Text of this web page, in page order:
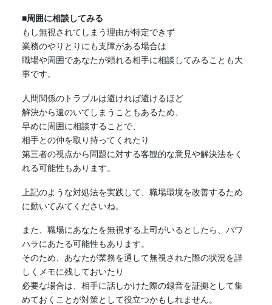
■周囲に相談してみる
もし無視されてしまう理由が特定できず
業務のやりとりにも支障がある場合は
職場や周囲であなたが頼れる相手に相談してみることも大
事です。
人間関係のトラブルは避ければ避けるほど
解決から遠のいてしまうこともあるため、
早めに周囲に相談することで、
相手との仲を取り持ってくれたり
第三者の視点から問題に対する客観的な意見や解決法をく
れる可能性もあります。
上記のような対処法を実践して、職場環境を改善するため
に動いてみてくださいね。
また、職場にあなたを無視する上司がいるとしたら、パワ
ハラにあたる可能性もあります。
そのため、あなたが業務を通して無視された際の状況を詳
しくメモに残しておいたり
必要な場合は、相手に話しかけた際の録音を証拠として集
めておくことが対策として役立つかもしれません。